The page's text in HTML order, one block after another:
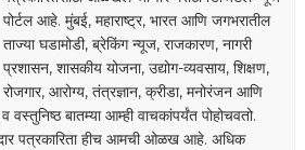
पोर्टल आहे. मुंबई, महाराष्ट्र, भारत आणि जगभरातील
ताज्या घडामोडी, ब्रेकिंग न्यूज, राजकारण, नागरी
प्रशासन, शासकीय योजना, उद्योग-व्यवसाय, शिक्षण,
रोजगार, आरोग्य, तंत्रज्ञान, क्रीडा, मनोरंजन आणि
बातम्या आम्ही वाचकांपर्यंत पोहोचवतो.
पत्रकारिता हीच आमची ओळख आहे. अधिक